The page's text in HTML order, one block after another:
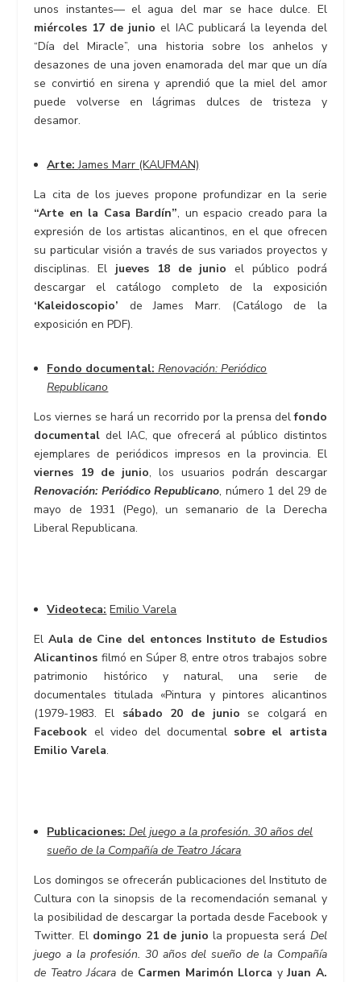
unos instantes— el agua del mar se hace dulce. El
miércoles 17 de junio el IAC publicará la leyenda del
“Día del Miracle”, una historia sobre los anhelos y
desazones de una joven enamorada del mar que un día
se convirtió en sirena y aprendió que la miel del amor
puede volverse en lágrimas dulces de tristeza y
desamor.
Arte:James Marr (KAUFMAN)
La cita de los jueves propone profundizar en la serie
“Arte en la Casa Bardín”, un espacio creado para la
expresión de los artistas alicantinos, en el que ofrecen
su particular visión a través de sus variados proyectos y
disciplinas. El jueves 18 de junio el público podrá
descargar el catálogo completo de la exposición
‘Kaleidoscopio’ de James Marr. (Catálogo de la
exposición en PDF).
Fondo documental: Renovación: Periódico
Republicano
Los viernes se hará un recorrido por la prensa delfondo
documentaldel IAC, que ofrecerá al público distintos
ejemplares de periódicos impresos en la provincia. El
viernes 19 de junio, los usuarios podrán descargar
Renovación: Periódico Republicano, número 1 del 29 de
mayo de 1931 (Pego), un semanario de la Derecha
Liberal Republicana.
Videoteca: Emilio Varela
ElAula de Cine del entonces Instituto de Estudios
Alicantinos filmó en Súper 8, entre otros trabajos sobre
patrimonio histórico y natural, una serie de
documentales titulada «Pintura y pintores alicantinos
(1979-1983. El sábado 20 de junio se colgará en
Facebook el video del documental sobre el artista
Emilio Varela.
Publicaciones: Del juego a la profesión. 30 años del
sueño de la Compañía de Teatro Jácara
Los domingos se ofrecerán publicaciones del Instituto de
Cultura con la sinopsis de la recomendación semanal y
la posibilidad de descargar la portada desde Facebook y
Twitter. El domingo 21 de junio la propuesta será Del
juego a la profesión. 30 años del sueño de la Compañía
de Teatro Jácara de Carmen Marimón Llorca yJuan A.